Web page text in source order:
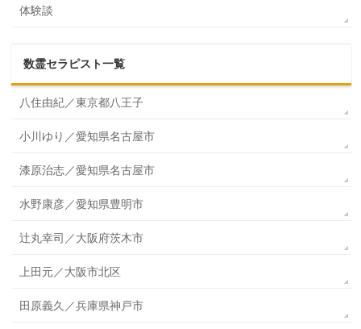
体験談
数霊セラピスト一覧
八住由紀／東京都八王子
小川ゆり／愛知県名古屋市
漆原治志／愛知県名古屋市
水野康彦／愛知県豊明市
辻丸幸司／大阪府茨木市
上田元／大阪市北区
田原義久／兵庫県神戸市